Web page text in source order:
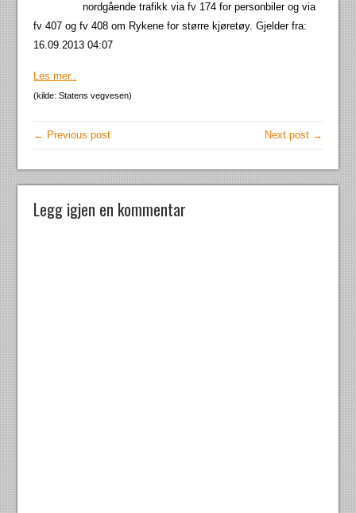
nordgående trafikk via fv 174 for personbiler og via
fv 407 og fv 408 om Rykene for større kjøretøy. Gjelder fra:
16.09.2013 04:07
Les mer..
(kilde: Statens vegvesen)
← Previous post Next post →
Legg igjen en kommentar